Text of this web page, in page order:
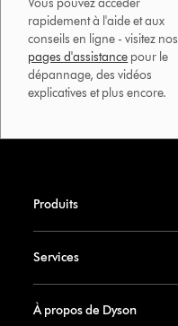
Vous pouvez accéder
rapidement à l'aide et aux
conseils en ligne - visitez nos
pages d'assistance pour le
dépannage, des vidéos
explicatives et plus encore.
Produits
Services
À propos de Dyson